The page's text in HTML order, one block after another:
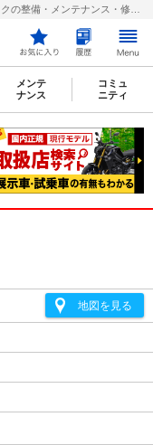
メンテ
ナンス
コミュ
ニティ
地図を見る